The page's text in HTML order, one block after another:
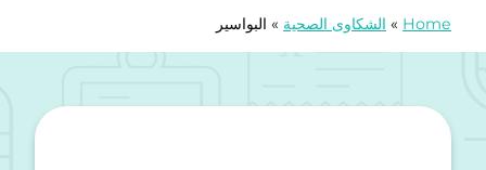
Home
» الشكاوى الصحية » البواسير